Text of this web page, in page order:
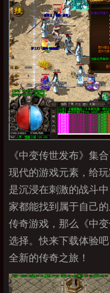
《中变传世发布》集
现代的游戏元素，给
是沉浸在刺激的战斗
家都能找到属于自己
传奇游戏，那么《中
选择。快来下载体验
全新的传奇之旅！